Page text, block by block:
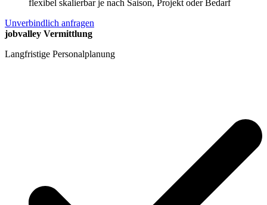
flexibel skalierbar je nach Saison, Projekt oder Bedarf
Unverbindlich anfragen
jobvalley Vermittlung
Langfristige Personalplanung